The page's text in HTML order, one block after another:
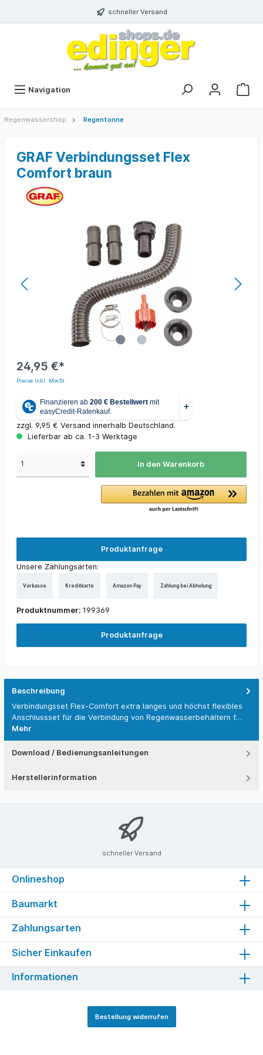
schneller Versand
Navigation
Regenwassershop Regentonne
GRAF Verbindungsset Flex
Comfort braun
24,95 €*
Preise inkl. MwSt.
zzgl. 9,95 € Versand innerhalb Deutschland.
Lieferbar ab ca. 1-3 Werktage
In den Warenkorb
Produktanfrage
Unsere Zahlungsarten:
Vorkasse Kreditkarte Amazon Pay Zahlung bei Abholung
Produktnummer: 199369
Produktanfrage
Beschreibung
Verbindungsset Flex-Comfort extra langes und höchst flexibles
Anschlussset für die Verbindung von Regenwasserbehältern f…
Mehr
Download / Bedienungsanleitungen
Herstellerinformation
schneller Versand
Onlineshop
Baumarkt
Zahlungsarten
Sicher Einkaufen
Informationen
Bestellung widerrufen